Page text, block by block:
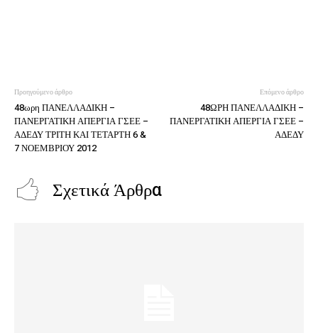
Προηγούμενο άρθρο
48ωρη ΠΑΝΕΛΛΑΔΙΚΗ –
ΠΑΝΕΡΓΑΤΙΚΗ ΑΠΕΡΓΙΑ ΓΣΕΕ –
ΑΔΕΔΥ ΤΡΙΤΗ ΚΑΙ ΤΕΤΑΡΤΗ 6 &
7 ΝΟΕΜΒΡΙΟΥ 2012
Επόμενο άρθρο
48ΩΡΗ ΠΑΝΕΛΛΑΔΙΚΗ –
ΠΑΝΕΡΓΑΤΙΚΗ ΑΠΕΡΓΙΑ ΓΣΕΕ –
ΑΔΕΔΥ
Σχετικά Άρθρα